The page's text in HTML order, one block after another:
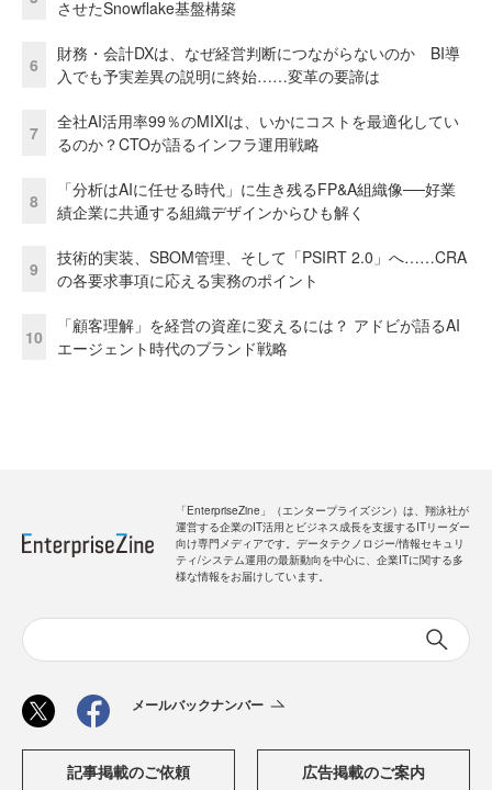
させたSnowflake基盤構築
6
財務・会計DXは、なぜ経営判断につながらないのか BI導
入でも予実差異の説明に終始……変革の要諦は
7
全社AI活用率99％のMIXIは、いかにコストを最適化してい
るのか？CTOが語るインフラ運用戦略
8
「分析はAIに任せる時代」に生き残るFP&A組織像──好業
績企業に共通する組織デザインからひも解く
9
技術的実装、SBOM管理、そして「PSIRT 2.0」へ……CRA
の各要求事項に応える実務のポイント
10
「顧客理解」を経営の資産に変えるには？ アドビが語るAI
エージェント時代のブランド戦略
「EnterpriseZine」（エンタープライズジン）は、翔泳社が
運営する企業のIT活用とビジネス成長を支援するITリーダー
向け専門メディアです。データテクノロジー/情報セキュリ
ティ/システム運用の最新動向を中心に、企業ITに関する多
様な情報をお届けしています。
メールバックナンバー
記事掲載のご依頼 広告掲載のご案内